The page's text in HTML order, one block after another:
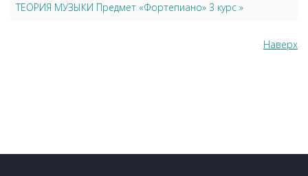
ТЕОРИЯ МУЗЫКИ Предмет «Фортепиано» 3 курс »
Наверх